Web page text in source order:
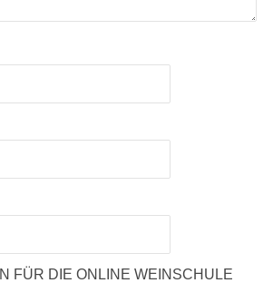
FÜR DIE ONLINE WEINSCHULE